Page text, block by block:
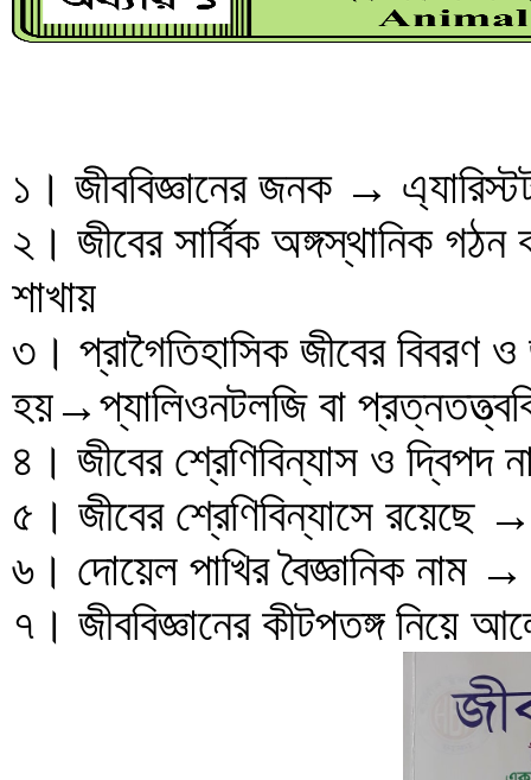
১। জীববিজ্ঞানের জনক →
২। জীবের সার্বিক অঙ্গস্থানিক
শাখায়
৩। প্রাগৈতিহাসিক জীবের বিবরণ
হয়→প্যালিওনটলজি বা
৪। জীবের শ্রেণিবিন্যাস ও
৫। জীবের শ্রেণিবিন্যাসে রয়েছে
৬। দোয়েল পাখির বৈজ্ঞানিক
৭। জীববিজ্ঞানের কীটপতঙ্গ নিয়ে